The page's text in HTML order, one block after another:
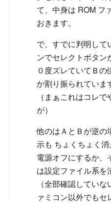
て、中身は ROM フ
おきます。
で、すでに判明して
ンでセレクトボタン
０度ズレていてＢの
か割り振られていま
（まぁこれはコレ
が）
他のはＡとＢが逆の
示も ちょくちょく
電源オフにするか、
は設定ファイル系を
（全部確認してい
ァミコン以外でも